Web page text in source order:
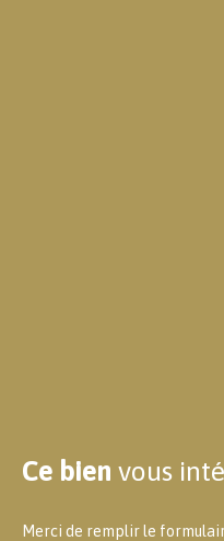
Ce bien vous
Merci de remplir le